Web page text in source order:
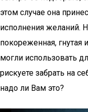
этом случае она
исполнения желаний.
покореженная, гнутая
могли использовать
рискуете забрать на
надо ли Вам это?